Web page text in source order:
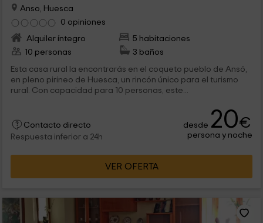
Anso, Huesca
0 opiniones
Alquiler íntegro
5 habitaciones
10 personas
3 baños
Esta casa rural la encontrarás en el coqueto pueblo de Ansó,
en pleno pirineo de Huesca, un rincón único para el turismo
rural. Con capacidad para 10 personas, este...
Contacto directo
Respuesta inferior a 24h
desde 20€
persona y noche
VER OFERTA